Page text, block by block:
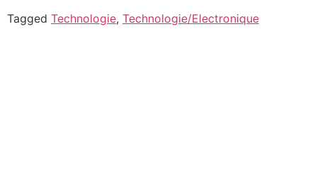
Tagged Technologie, Technologie/Electronique